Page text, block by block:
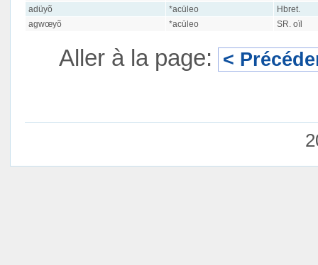
adüyõ
*acūleo
Hbret.
agwœyõ
*acūleo SR. oïl
Aller à la page: <